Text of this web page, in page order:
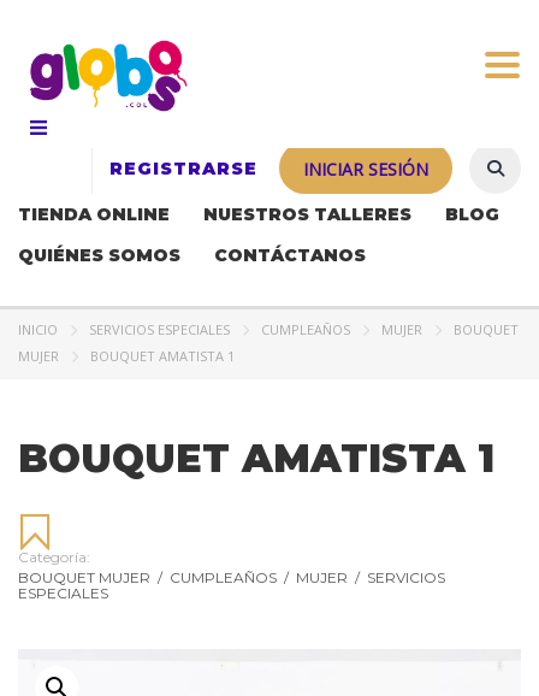
REGISTRARSE INICIAR SESIÓN
TIENDA ONLINE NUESTROS TALLERES
BLOG
QUIÉNES SOMOS
CONTÁCTANOS
INICIO SERVICIOS ESPECIALES CUMPLEAÑOS MUJER
BOUQUET
MUJER
BOUQUET AMATISTA 1
BOUQUET AMATISTA 1
Categoría:
BOUQUET MUJER / CUMPLEAÑOS / MUJER / SERVICIOS
ESPECIALES